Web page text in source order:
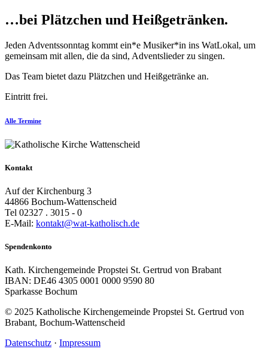
…bei Plätzchen und Heißgetränken.
Jeden Adventssonntag kommt ein*e Musiker*in ins WatLokal, um
gemeinsam mit allen, die da sind, Adventslieder zu singen.
Das Team bietet dazu Plätzchen und Heißgetränke an.
Eintritt frei.
Alle Termine
Kontakt
Auf der Kirchenburg 3
44866 Bochum-Wattenscheid
Tel 02327 . 3015 - 0
E-Mail: kontakt@wat-katholisch.de
Spendenkonto
Kath. Kirchengemeinde Propstei St. Gertrud von Brabant
IBAN: DE46 4305 0001 0000 9590 80
Sparkasse Bochum
© 2025 Katholische Kirchengemeinde Propstei St. Gertrud von
Brabant, Bochum-Wattenscheid
Datenschutz · Impressum